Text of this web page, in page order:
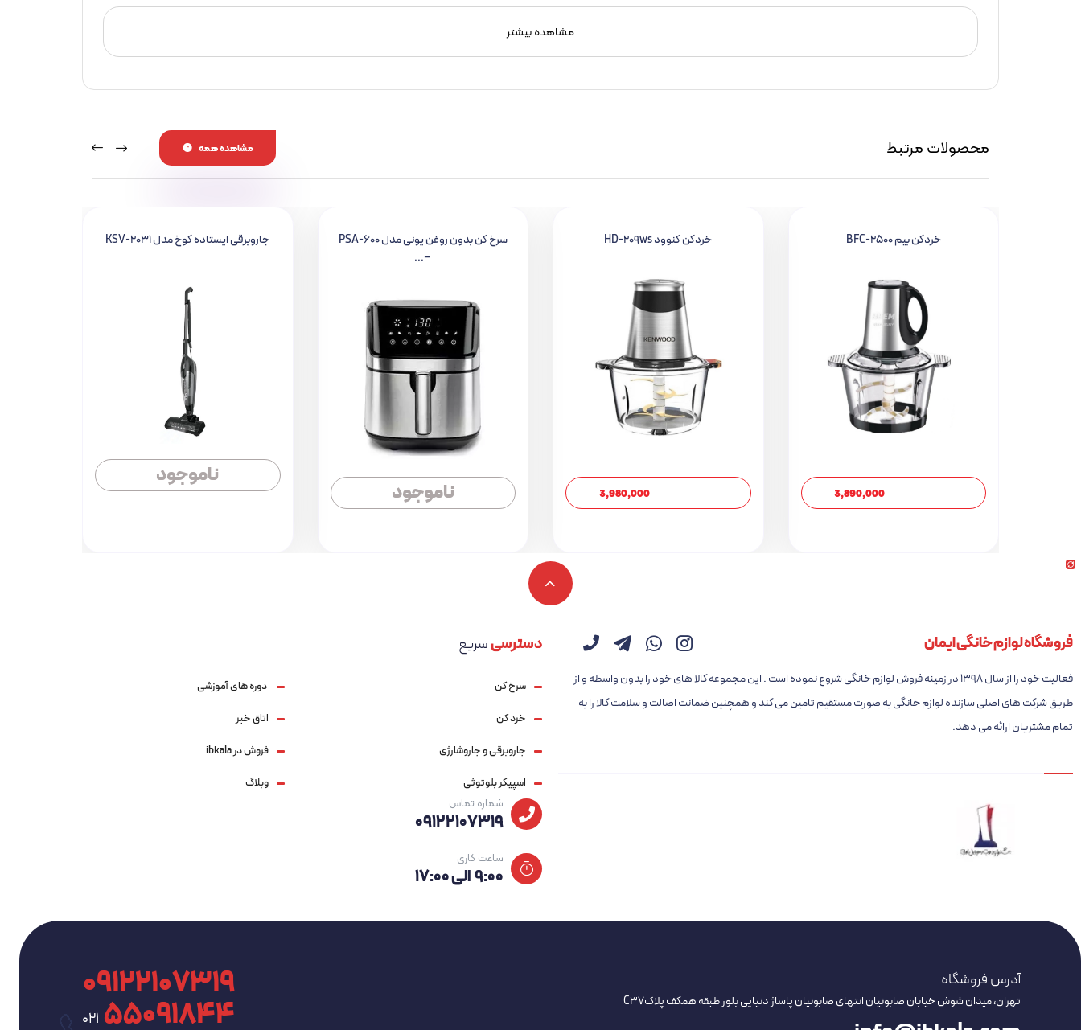
مشاهده بیشتر
محصولات مرتبط مشاهده همه
خردکن بیم BFC-2500
3,890,000
خردکن کنوود HD-209ws
3,980,000
سرخ کن بدون روغن یونی مدل PSA-600
–...
ناموجود
جاروبرقی ایستاده کوخ مدل KSV-2031
ناموجود
فروشگاه لوازم خانگی ایمان
فعالیت خود را از سال ۱۳۹۸ در زمینه فروش لوازم خانگی شروع نموده است . این مجموعه کالا های خود را بدون واسطه و از
طریق شرکت های اصلی سازنده لوازم خانگی به صورت مستقیم تامین می کند و همچنین ضمانت اصالت و سلامت کالا را به
تمام مشتریان ارائه می دهد.
دسترسیسریع
سرخ کن
خرد کن
جاروبرقی و جاروشارژی
اسپیکر بلوتوثی
دوره های آموزشی
اتاق خبر
فروش در ibkala
وبلاگ
شماره تماس
09122107319
ساعت کاری
۹:۰۰ الی ۱۷:۰۰
آدرس فروشگاه
تهران، میدان شوش خیابان صابونیان انتهای صابونیان پاساژ دنیایی بلور طبقه همکف پلاکC37 09122107319
021 ۵۵۰۹۱۸۴۴